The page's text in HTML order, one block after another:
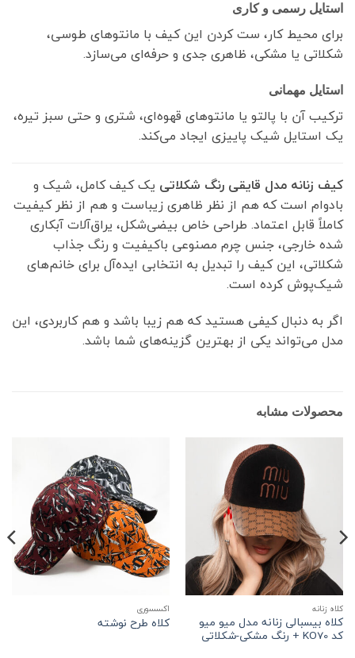
استایل رسمی و کاری
برای محیط کار، ست کردن این کیف با مانتوهای طوسی،
شکلاتی یا مشکی، ظاهری جدی و حرفه‌ای می‌سازد.
استایل مهمانی
ترکیب آن با پالتو یا مانتوهای قهوه‌ای، شتری و حتی سبز تیره،
یک استایل شیک پاییزی ایجاد می‌کند.
کیف زنانه مدل قایقی رنگ شکلاتییک کیف کامل، شیک و
بادوام است که هم از نظر ظاهری زیباست و هم از نظر کیفیت
کاملاً قابل اعتماد. طراحی خاص بیضی‌شکل، یراق‌آلات آبکاری
شده خارجی، جنس چرم مصنوعی باکیفیت و رنگ جذاب
شکلاتی، این کیف را تبدیل به انتخابی ایده‌آل برای خانم‌های
شیک‌پوش کرده است.
اگر به دنبال کیفی هستید که هم زیبا باشد و هم کاربردی، این
مدل می‌تواند یکی از بهترین گزینه‌های شما باشد.
محصولات مشابه
کلاه زنانه
کلاه بیسبالی زنانه مدل میو میو
کد KO70 + رنگ مشکی-شکلاتی
اکسسوری
کلاه طرح نوشته